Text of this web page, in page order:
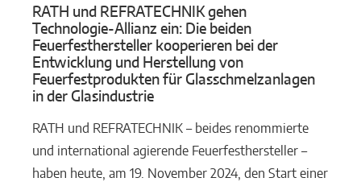
RATH und REFRATECHNIK gehen
Technologie-Allianz ein: Die beiden
Feuerfesthersteller kooperieren bei der
Entwicklung und Herstellung von
Feuerfestprodukten für Glasschmelzanlagen
in der Glasindustrie
RATH und REFRATECHNIK – beides renommierte
und international agierende Feuerfesthersteller –
haben heute, am 19. November 2024, den Start einer